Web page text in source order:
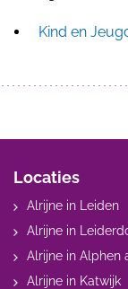
Kind en
Locaties
Alrijne in Leiden
Alrijne in
Alrijne in Alphen
Alrijne in Katwijk